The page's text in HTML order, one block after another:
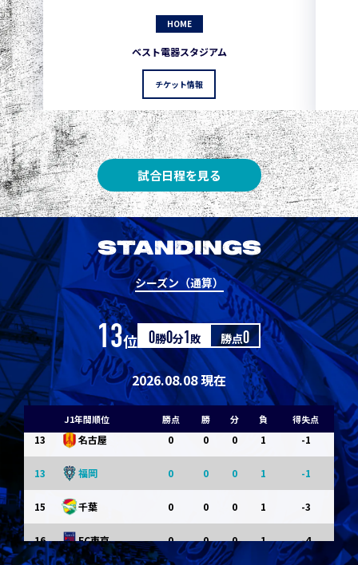
HOME
ベスト電器スタジアム
チケット情報
試合日程を見る
STANDINGS
シーズン（通算）
13位 0勝0分1敗 勝点0
2026.08.08 現在
J1年間順位 勝点 勝 分 負 得失点
1 3
2 3 1
3
3 Ｇ大阪 3 1 0 0 1
5 柏 3 1 0 1
5 Ｃ大阪 3 1 0 0 1
3 1 0 1
7 神戸 3 1 0 0 1
浦和 0 0 1 -1
9 横浜FM 0 0 1 -1
11 水戸 0 0 1 -1
11 岡山 0 0 0 1 -1
13 名古屋 0 0 0 1 -1
13 福岡 0 0 0 1 -1
15 千葉 0 0 0 1 -3
16 FC東京 0 0 0 1 -4